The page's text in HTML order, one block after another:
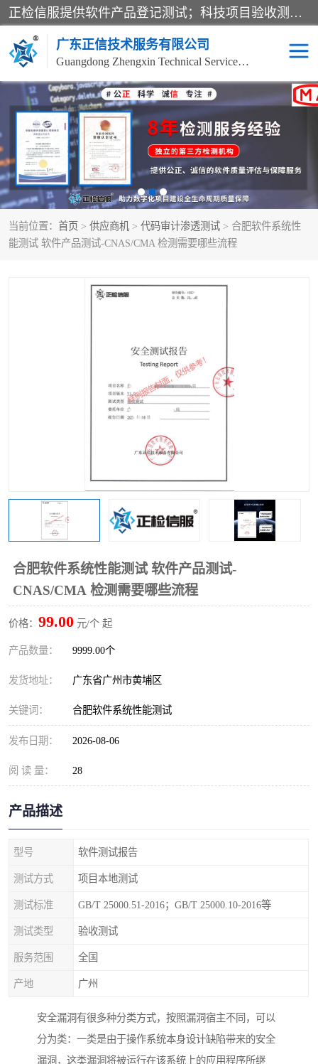
正检信服提供软件产品登记测试；科技项目验收测试；产品确认测试；功能测试；性能测试；安全测试；代码审计测试；漏洞扫描测试；渗透测试；风险评估测试；信息安全等级保护测评；双软认定；实验室建设质量体系建设；软件着作权、软件评测等服务。
广东正信技术服务有限公司
Guangdong Zhengxin Technical Service Co., Ltd
当前位置： 首页 > 供应商机 > 代码审计渗透测试 > 合肥软件系统性
能测试 软件产品测试-CNAS/CMA 检测需要哪些流程
合肥软件系统性能测试 软件产品测试-
CNAS/CMA 检测需要哪些流程
价格： 99.00 元/个 起
产品数量： 9999.00个
发货地址： 广东省广州市黄埔区
关键词： 合肥软件系统性能测试
发布日期： 2026-08-06
阅 读 量： 28
产品描述
型号 软件测试报告
测试方式 项目本地测试
测试标准 GB/T 25000.51-2016；GB/T 25000.10-2016等
测试类型 验收测试
服务范围 全国
产地 广州
安全漏洞有很多种分类方式，按照漏洞宿主不同，可以
分为类：一类是由于操作系统本身设计缺陷带来的安全
漏洞，这类漏洞将被运行在该系统上的应用程序所继
电子政务验收测评 数字信息化验收测评
应用软件系统测试 信息系统漏洞扫描
科技成果鉴定测试 软件产品登记测试
信息安全风险评估 系统性能效率测试